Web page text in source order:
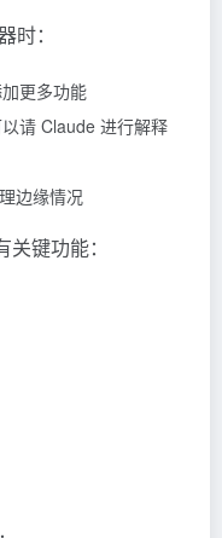
：
更多功能
请 Claude 进行解释
边缘情况
键功能：